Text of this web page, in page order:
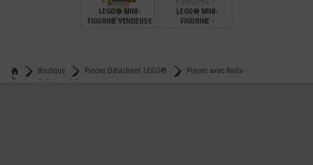
LEGO® MINI-
FIGURINE VENDEUSE
LEGO® MINI-
FIGURINE -
Boutique
Pièces Détachées LEGO®
Pièces avec Rails
Lego® brique 1x2 avec rainure